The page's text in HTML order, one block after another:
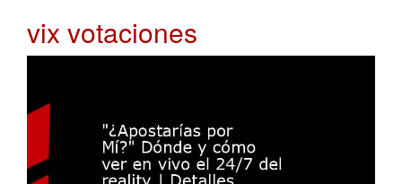
vix votaciones